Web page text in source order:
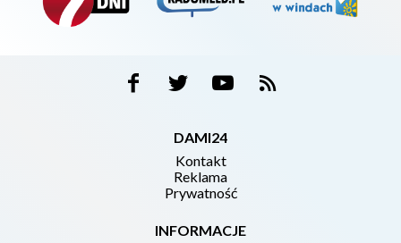
DAMI24
Kontakt
Reklama
Prywatność
INFORMACJE